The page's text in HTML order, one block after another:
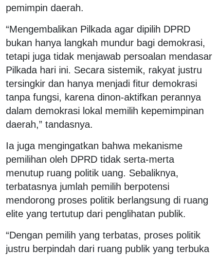
pemimpin daerah.
“Mengembalikan Pilkada agar dipilih DPRD
bukan hanya langkah mundur bagi demokrasi,
tetapi juga tidak menjawab persoalan mendasar
Pilkada hari ini. Secara sistemik, rakyat justru
tersingkir dan hanya menjadi fitur demokrasi
tanpa fungsi, karena dinon-aktifkan perannya
dalam demokrasi lokal memilih kepemimpinan
daerah,” tandasnya.
Ia juga mengingatkan bahwa mekanisme
pemilihan oleh DPRD tidak serta-merta
menutup ruang politik uang. Sebaliknya,
terbatasnya jumlah pemilih berpotensi
mendorong proses politik berlangsung di ruang
elite yang tertutup dari penglihatan publik.
“Dengan pemilih yang terbatas, proses politik
justru berpindah dari ruang publik yang terbuka